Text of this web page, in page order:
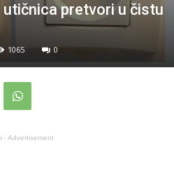
utičnica pretvori u čistu
1065 0
- Advertisement